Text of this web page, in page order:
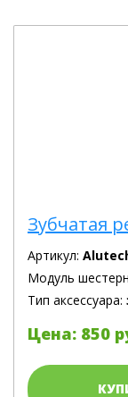
Зубчатая
Артикул:
Модуль
Тип аксессуара:
Цена: 850